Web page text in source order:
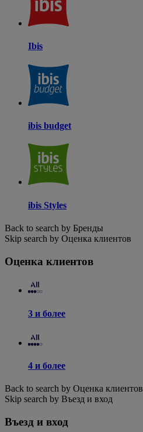
Ibis
ibis budget
ibis Styles
Back to search by Бренды
Skip search by Оценка клиентов
Оценка клиентов
3 и более
4 и более
Back to search by Оценка клиентов
Skip search by Въезд и вход
Въезд и вход